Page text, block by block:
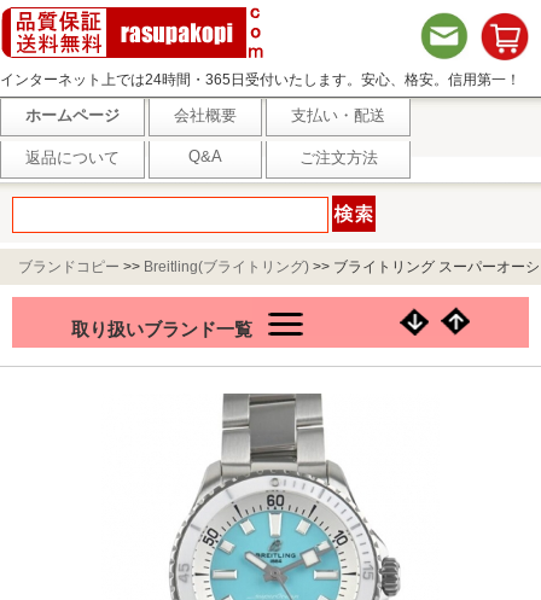
インターネット上では24時間・365日受付いたします。安心、格安。信用第一！
ホームページ 会社概要 支払い・配送
返品について Q&A ご注文方法
ブランドコピー >> Breitling(ブライトリング) >> ブライトリング スーパーオーシ
取り扱いブランド一覧